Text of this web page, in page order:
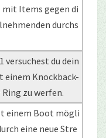
mit Items gegen di
durchs
versuchest du dein
einem Knockback-
zu werfen.
einem Boot mögli
eine neue Stre